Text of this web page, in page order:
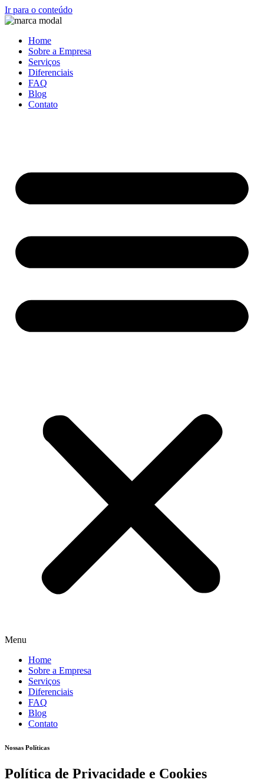
Ir para o conteúdo
Home
Sobre a Empresa
Serviços
Diferenciais
FAQ
Blog
Contato
Menu
Home
Sobre a Empresa
Serviços
Diferenciais
FAQ
Blog
Contato
Nossas Políticas
Política de Privacidade e Cookies